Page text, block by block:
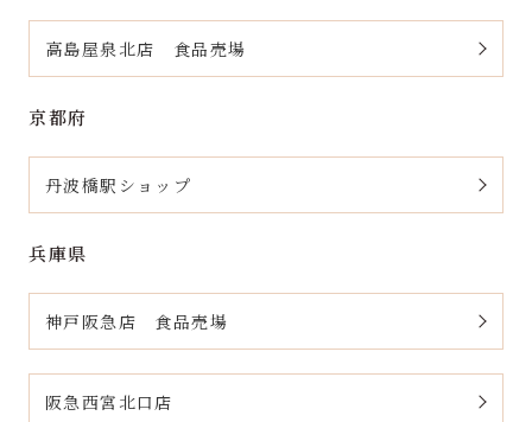
高島屋泉北店 食品売場
京都府
丹波橋駅ショップ
兵庫県
神戸阪急店 食品売場
阪急西宮北口店